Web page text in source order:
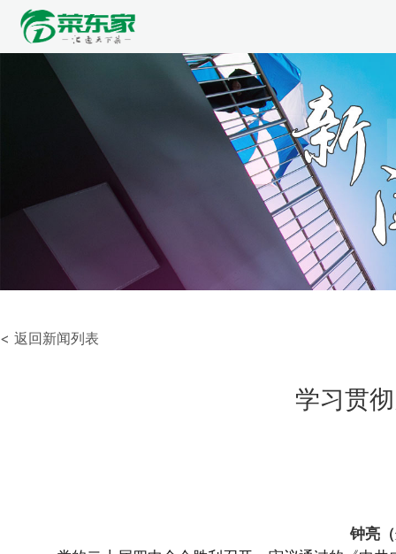
< 返回新闻列表
学习贯
钟亮